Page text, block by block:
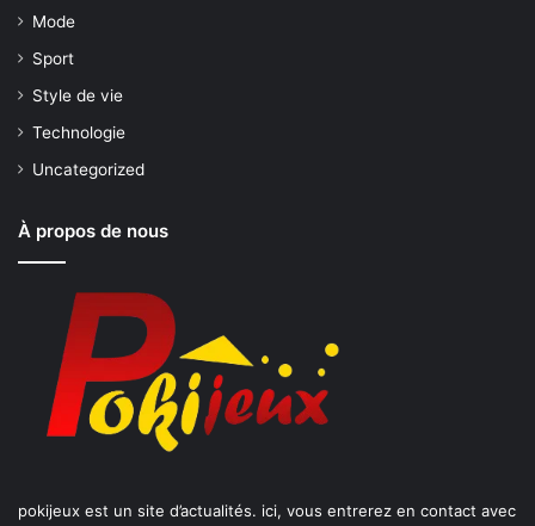
Mode
Sport
Style de vie
Technologie
Uncategorized
À propos de nous
pokijeux est un site d’actualités. ici, vous entrerez en contact avec